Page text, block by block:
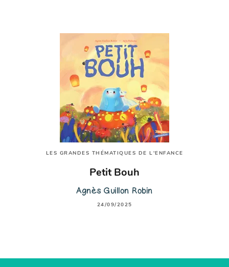
LES GRANDES THÉMATIQUES DE L'ENFANCE
Petit Bouh
Agnès Guillon Robin
24/09/2025